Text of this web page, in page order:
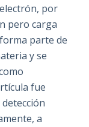
por
pero carga
parte de
y se
fue
a